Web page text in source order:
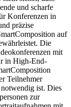
und scharfe
Konferenzen in
präzise
auf
Die
mit
in High-End-
Teilnehmer
ist. Dies
zur